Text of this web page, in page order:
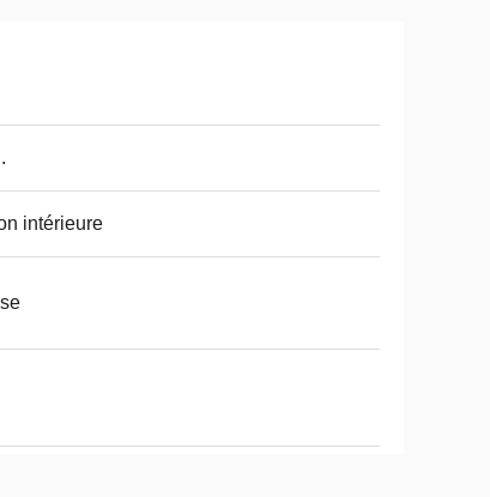
intérieure